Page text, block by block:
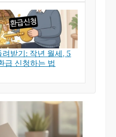
받기: 작년 월세, 5
급 신청하는 법